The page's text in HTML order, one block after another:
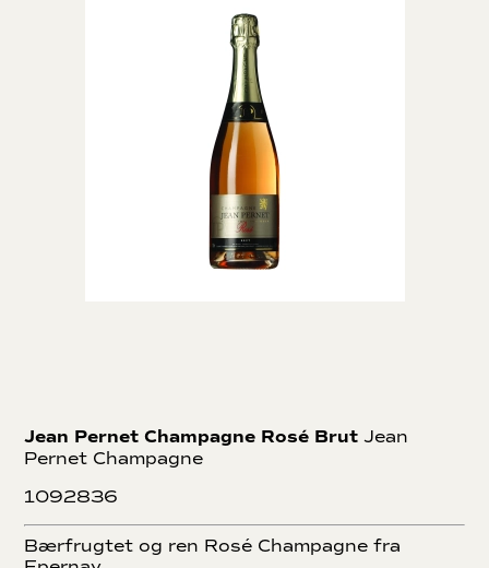
Jean Pernet Champagne Rosé Brut Jean
Pernet Champagne
1092836
Bærfrugtet og ren Rosé Champagne fra